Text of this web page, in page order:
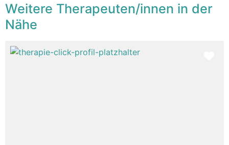
Weitere Therapeuten/innen in der
Nähe